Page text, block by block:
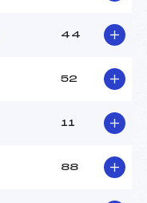
44
52
11
88